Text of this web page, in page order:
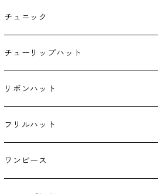
ポケットティッシュケース
ハンカチ
ランチクロス
お弁当袋
キーホルダー
チュニック
チューリップハット
リボンハット
フリルハット
ワンピース